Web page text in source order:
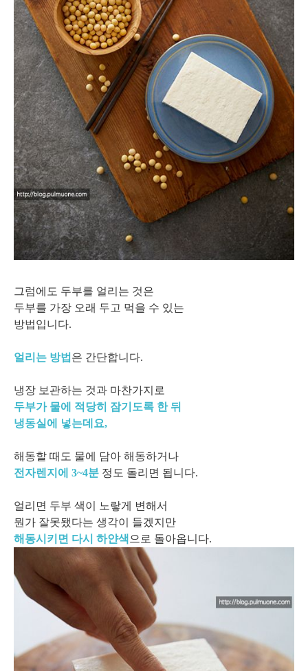
그럼에도 두부를 얼리는 것은
두부를 가장 오래 두고 먹을 수 있는
방법입니다.
얼리는 방법 은 간단합니다.
냉장 보관하는 것과 마찬가지로
두부가 물에 적당히 잠기도록 한 뒤
냉동실에 넣는데요,
해동할 때도 물에 담아 해동하거나
전자렌지에 3~4분 정도 돌리면 됩니다.
얼리면 두부 색이 노랗게 변해서
뭔가 잘못됐다는 생각이 들겠지만
해동시키면 다시 하얀색 으로 돌아옵니다.